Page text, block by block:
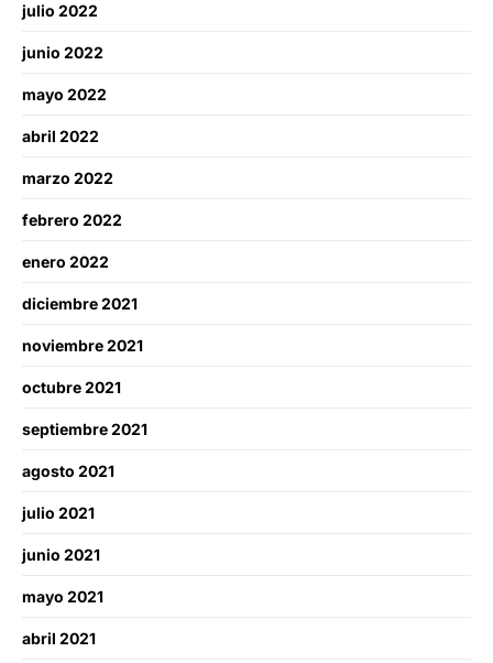
julio 2022
junio 2022
mayo 2022
abril 2022
marzo 2022
febrero 2022
enero 2022
diciembre 2021
noviembre 2021
octubre 2021
septiembre 2021
agosto 2021
julio 2021
junio 2021
mayo 2021
abril 2021